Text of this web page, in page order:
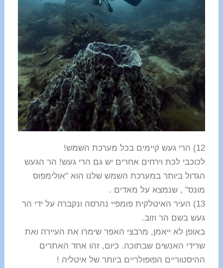
12) הרי געש קיימים בכל מערכת השמש!
לכוכבי לכת וירחים אחרים יש גם הרי געש! הר הגעש
הגדול ביותר במערכת השמש שלנו הוא "אולימפוס
מונס" , שנמצא על מאדים .
13) העיר האיטלקית פומפיי נהרסה ונקברה על ידי הר
געש בשם הר וזוב.
באופן לא ייאמן, מרבצי האפר שימרו את העיירה ואת
שרידי האנשים שבתוכה. כיום, זהו אחד האתרים
ההיסטוריים הפופולריים ביותר של איטליה !